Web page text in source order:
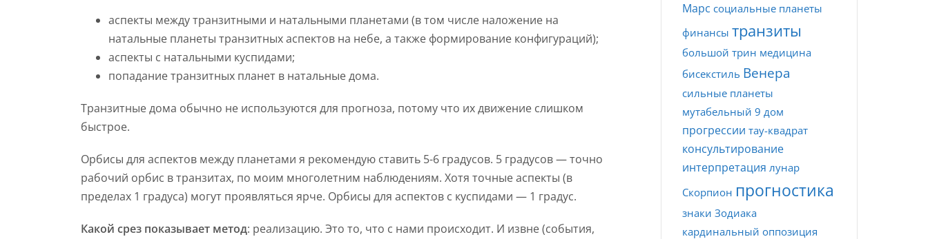
аспекты между транзитными и натальными планетами (в том числе наложение на
натальные планеты транзитных аспектов на небе, а также формирование конфигураций);
аспекты с натальными куспидами;
попадание транзитных планет в натальные дома.
Транзитные дома обычно не используются для прогноза, потому что их движение слишком
быстрое.
Орбисы для аспектов между планетами я рекомендую ставить 5-6 градусов. 5 градусов — точно
рабочий орбис в транзитах, по моим многолетним наблюдениям. Хотя точные аспекты (в
пределах 1 градуса) могут проявляться ярче. Орбисы для аспектов с куспидами — 1 градус.
Какой срез показывает метод: реализацию. Это то, что с нами происходит. И извне (события,
Марс социальные планеты
финансы транзиты
большой трин медицина
бисекстиль Венера
сильные планеты
мутабельный 9 дом
прогрессии тау-квадрат
консультирование
интерпретация лунар
Скорпион прогностика
знаки Зодиака
кардинальный оппозиция